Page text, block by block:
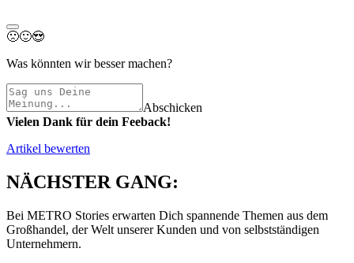
🙁🙂😍
Was könnten wir besser machen?
Abschicken
Vielen Dank für dein Feeback!
Artikel bewerten
NÄCHSTER GANG:
Bei METRO Stories erwarten Dich spannende Themen aus dem
Großhandel, der Welt unserer Kunden und von selbstständigen
Unternehmern.